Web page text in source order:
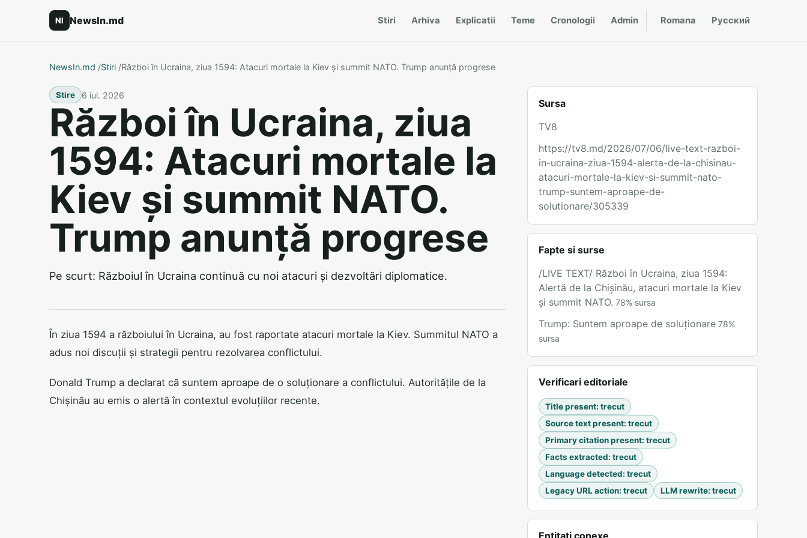
NI NewsIn.md Stiri Arhiva Explicatii Teme Cronologii Admin Romana Русский
NewsIn.md /Stiri /Război în Ucraina, ziua 1594: Atacuri mortale la Kiev și summit NATO. Trump anunță progrese
Stire 6 iul. 2026
Război în Ucraina, ziua
1594: Atacuri mortale la
Kiev și summit NATO.
Trump anunță progrese
Pe scurt: Războiul în Ucraina continuă cu noi atacuri și dezvoltări diplomatice.
În ziua 1594 a războiului în Ucraina, au fost raportate atacuri mortale la Kiev. Summitul NATO a
adus noi discuții și strategii pentru rezolvarea conflictului.
Donald Trump a declarat că suntem aproape de o soluționare a conflictului. Autoritățile de la
Chișinău au emis o alertă în contextul evoluțiilor recente.
Sursa
TV8
https://tv8.md/2026/07/06/live-text-razboi-
in-ucraina-ziua-1594-alerta-de-la-chisinau-
atacuri-mortale-la-kiev-si-summit-nato-
trump-suntem-aproape-de-
solutionare/305339
Fapte si surse
/LIVE TEXT/ Război în Ucraina, ziua 1594:
Alertă de la Chișinău, atacuri mortale la Kiev
și summit NATO. 78% sursa
Trump: Suntem aproape de soluționare 78%
sursa
Verificari editoriale
Title present: trecut
Source text present: trecut
Primary citation present: trecut
Facts extracted: trecut
Language detected: trecut
Legacy URL action: trecut LLM rewrite: trecut
Entitati conexe